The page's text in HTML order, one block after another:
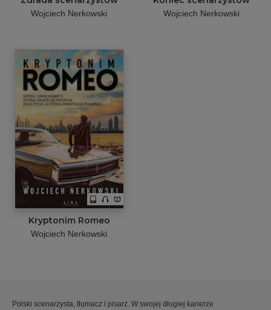
Wojciech Nerkowski Wojciech Nerkowski
Kryptonim Romeo
Wojciech Nerkowski
Polski scenarzysta, tłumacz i pisarz. W swojej długiej karierze